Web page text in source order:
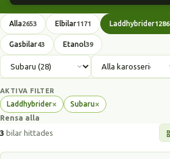
Alla2653 Elbilar1171 Laddhybrider1286
Gasbilar43 Etanol39
AKTIVA FILTER
Laddhybrider×
Ta
bort
filter
Subaru×
Ta
Rensa alla
3 bilar hittades